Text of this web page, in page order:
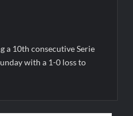
a 10th consecutive Serie
with a 1-0 loss to